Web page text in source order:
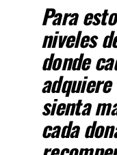
Para
niveles
donde
sienta
cada